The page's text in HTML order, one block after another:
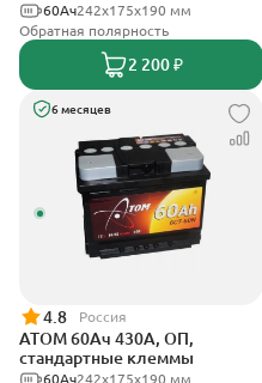
242х175х190 мм
60Ач
Обратная полярность
2 200 ₽
6 месяцев
4.8 Россия
АТОМ 60Ач 430А, ОП,
стандартные клеммы
242х175х190 мм
60Ач